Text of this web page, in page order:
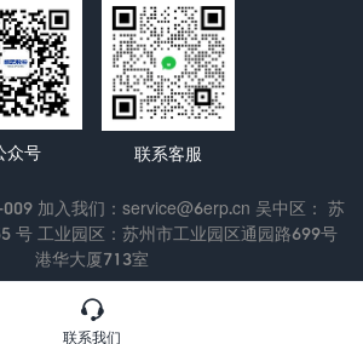

联系我们
众号 联系客服
加入我们：service@6erp.cn 吴中区： 苏
号 工业园区：苏州市工业园区通园路699号
港华大厦713室
通商软件科技有限公司
号-3